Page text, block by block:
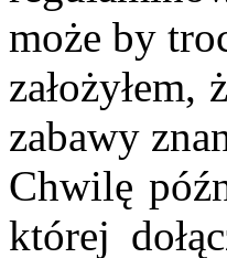
może by
zabawy
Chwilę
której